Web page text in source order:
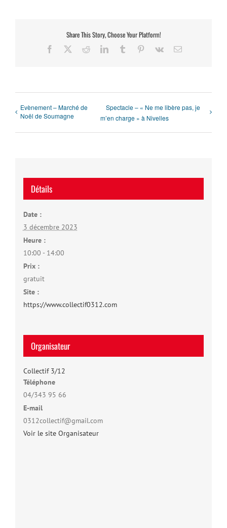
Share This Story, Choose Your Platform!
Facebook RedditLinkedInTumblr Pinterest
Vk Email
Evènement – Marché de
Noël de Soumagne
Spectacle – « Ne me libère pas, je
m’en charge » à Nivelles
Détails
Date :
3 décembre 2023
Heure :
10:00 - 14:00
Prix :
gratuit
Site :
https://www.collectif0312.com
Organisateur
Collectif 3/12
Téléphone
04/343 95 66
E-mail
0312collectif@gmail.com
Voir le site Organisateur